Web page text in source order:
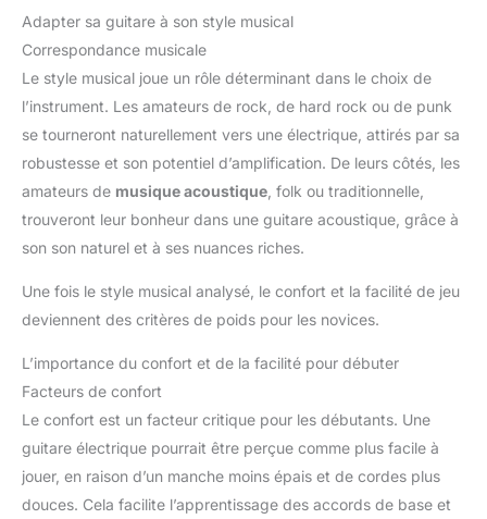
Adapter sa guitare à son style musical
Correspondance musicale
Le style musical joue un rôle déterminant dans le choix de
l’instrument. Les amateurs de rock, de hard rock ou de punk
se tourneront naturellement vers une électrique, attirés par sa
robustesse et son potentiel d’amplification. De leurs côtés, les
amateurs de musique acoustique , folk ou traditionnelle,
trouveront leur bonheur dans une guitare acoustique, grâce à
son son naturel et à ses nuances riches.
Une fois le style musical analysé, le confort et la facilité de jeu
deviennent des critères de poids pour les novices.
L’importance du confort et de la facilité pour débuter
Facteurs de confort
Le confort est un facteur critique pour les débutants. Une
guitare électrique pourrait être perçue comme plus facile à
jouer, en raison d’un manche moins épais et de cordes plus
douces. Cela facilite l’apprentissage des accords de base et